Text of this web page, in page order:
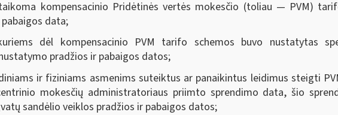
kompensacinio Pridėtinės vertės mokesčio (toliau — PVM)
data;
dėl kompensacinio PVM tarifo schemos buvo nustatytas
pradžios ir pabaigos datos;
ir fiziniams asmenims suteiktus ar panaikintus leidimus steigti
mokesčių administratoriaus priimto sprendimo data, šio
sandėlio veiklos pradžios ir pabaigos datos;